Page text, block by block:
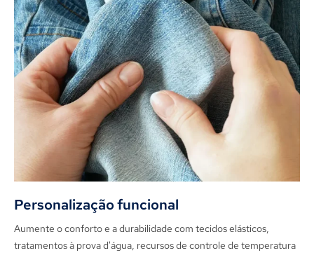
Personalização funcional
Aumente o conforto e a durabilidade com tecidos elásticos,
tratamentos à prova d'água, recursos de controle de temperatura